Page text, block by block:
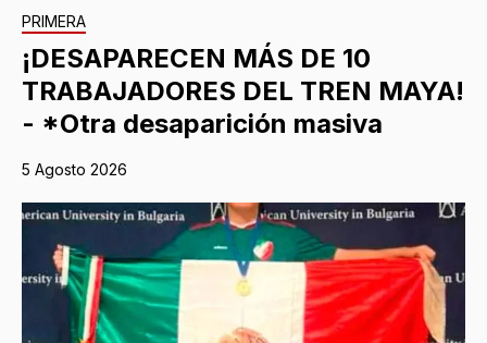
PRIMERA
¡DESAPARECEN MÁS DE 10
TRABAJADORES DEL TREN MAYA!
- *Otra desaparición masiva
5 Agosto 2026